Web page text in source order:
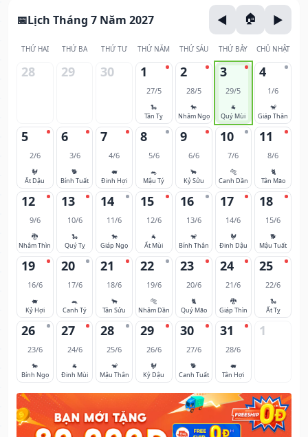
Lịch Tháng 7 Năm 2027
THỨ HAI THỨ BA THỨ TƯ THỨ NĂM THỨ SÁU THỨ BẢY CHỦ NHẬT
28 29 30 1
27/5
🐍
Tân Tỵ
2
28/5
🐎
Nhâm Ngọ
3
29/5
🐐
Quý Mùi
4
1/6
🐒
Giáp Thân
5
2/6
🐓
Ất Dậu
6
3/6
🐕
Bính Tuất
7
4/6
🐖
Đinh Hợi
8
5/6
🐀
Mậu Tý
9
6/6
🐂
Kỷ Sửu
10
7/6
🐅
Canh Dần
11
8/6
🐈
Tân Mão
12
9/6
🐉
Nhâm Thìn
13
10/6
🐍
Quý Tỵ
14
11/6
🐎
Giáp Ngọ
15
12/6
🐐
Ất Mùi
16
13/6
🐒
Bính Thân
17
14/6
🐓
Đinh Dậu
18
15/6
🐕
Mậu Tuất
19
16/6
🐖
Kỷ Hợi
20
17/6
🐀
Canh Tý
21
18/6
🐂
Tân Sửu
22
19/6
🐅
Nhâm Dần
23
20/6
🐈
Quý Mão
24
21/6
🐉
Giáp Thìn
25
22/6
🐍
Ất Tỵ
26
23/6
🐎
Bính Ngọ
27
24/6
🐐
Đinh Mùi
28
25/6
🐒
Mậu Thân
29
26/6
🐓
Kỷ Dậu
30
27/6
🐕
Canh Tuất
31
28/6
🐖
Tân Hợi
1